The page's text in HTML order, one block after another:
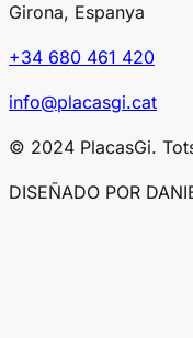
Girona, Espanya
+34 680 461 420
info@placasgi.cat
© 2024 PlacasGi.
DISEÑADO POR